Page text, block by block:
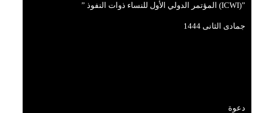
” المؤتمر الدولي الأول للنساء ذوات النفوذ (ICWI)”
جمادی الثانی 1444
دعوة